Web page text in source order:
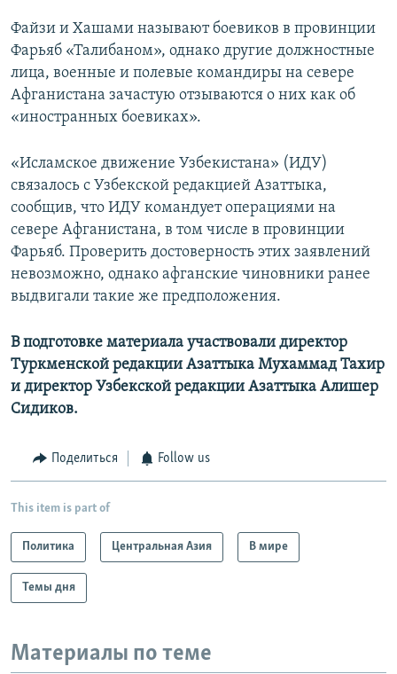
Файзи и Хашами называют боевиков в провинции
Фарьяб «Талибаном», однако другие должностные
лица, военные и полевые командиры на севере
Афганистана зачастую отзываются о них как об
«иностранных боевиках».
«Исламское движение Узбекистана» (ИДУ)
связалось с Узбекской редакцией Азаттыка,
сообщив, что ИДУ командует операциями на
севере Афганистана, в том числе в провинции
Фарьяб. Проверить достоверность этих заявлений
невозможно, однако афганские чиновники ранее
выдвигали такие же предположения.
В подготовке материала участвовали директор
Туркменской редакции Азаттыка Мухаммад Тахир
и директор Узбекской редакции Азаттыка Алишер
Сидиков.
Поделиться Follow us
This item is part of
Политика Центральная Азия В мире
Темы дня
Материалы по теме